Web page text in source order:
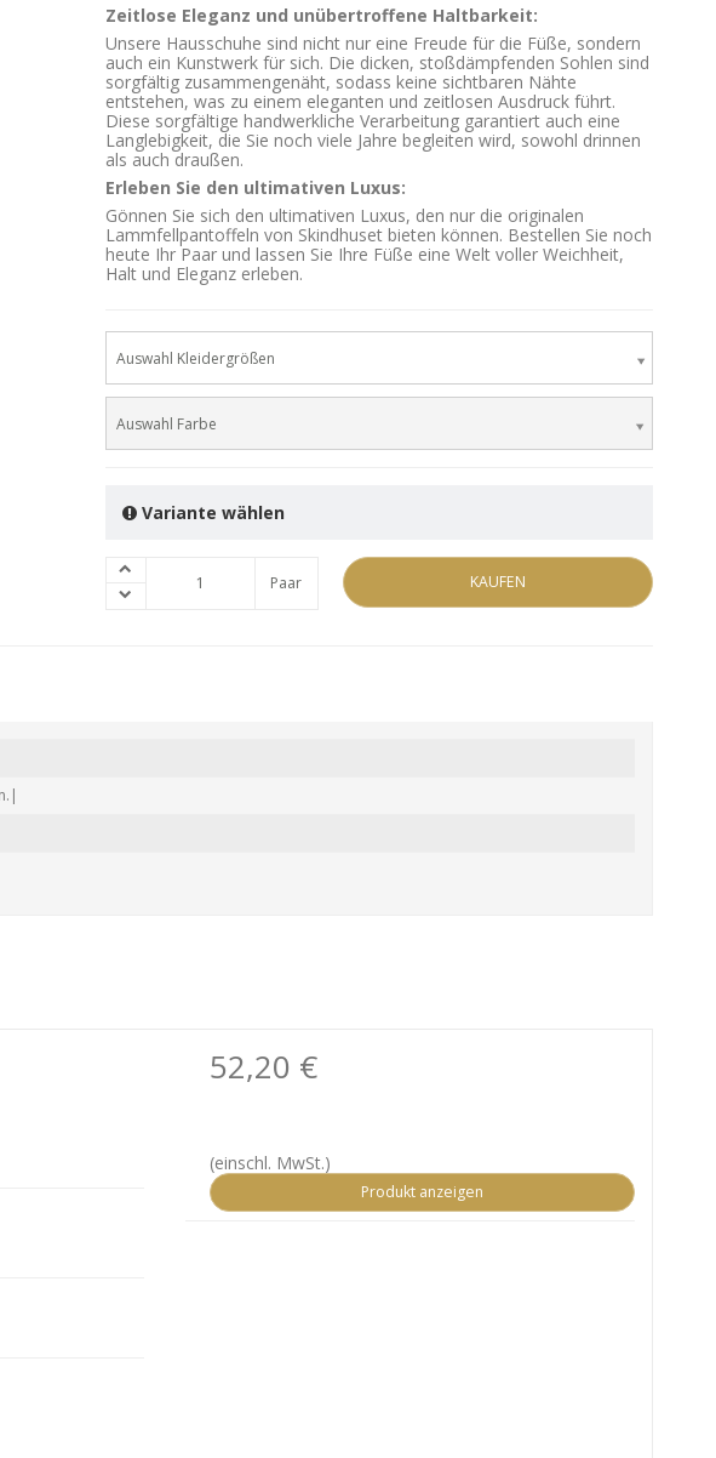
Zeitlose Eleganz und unübertroffene Haltbarkeit:
Unsere Hausschuhe sind nicht nur eine Freude für die Füße, sondern
auch ein Kunstwerk für sich. Die dicken, stoßdämpfenden Sohlen sind
sorgfältig zusammengenäht, sodass keine sichtbaren Nähte
entstehen, was zu einem eleganten und zeitlosen Ausdruck führt.
Diese sorgfältige handwerkliche Verarbeitung garantiert auch eine
Langlebigkeit, die Sie noch viele Jahre begleiten wird, sowohl drinnen
als auch draußen.
Erleben Sie den ultimativen Luxus:
Gönnen Sie sich den ultimativen Luxus, den nur die originalen
Lammfellpantoffeln von Skindhuset bieten können. Bestellen Sie noch
heute Ihr Paar und lassen Sie Ihre Füße eine Welt voller Weichheit,
Halt und Eleganz erleben.
Auswahl Kleidergrößen
Auswahl Farbe
Variante wählen
Paar KAUFEN
52,20 €
(einschl. MwSt.)
Produkt anzeigen